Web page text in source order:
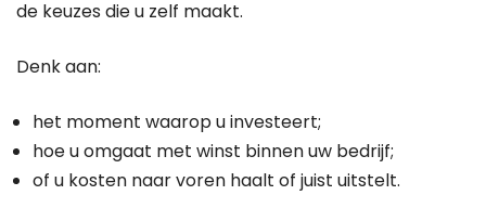
de keuzes die u zelf maakt.
Denk aan:
het moment waarop u investeert;
hoe u omgaat met winst binnen uw bedrijf;
of u kosten naar voren haalt of juist uitstelt.